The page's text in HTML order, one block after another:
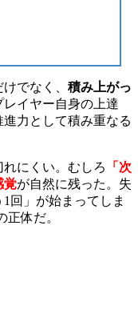
でなく、 積み上がっ
レイヤー自身の上達
力として積み重なる
にくい。むしろ
「次
覚が自然に残った。失
回」が始まってしま
正体だ。